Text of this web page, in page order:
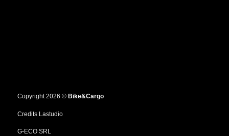
Copyright 2026 © Bike&Cargo
Credits Lastudio
G-ECO SRL